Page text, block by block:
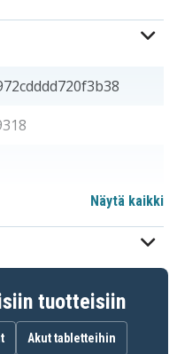
Näytä kaikki
tuotteisiin
Akut tabletteihin